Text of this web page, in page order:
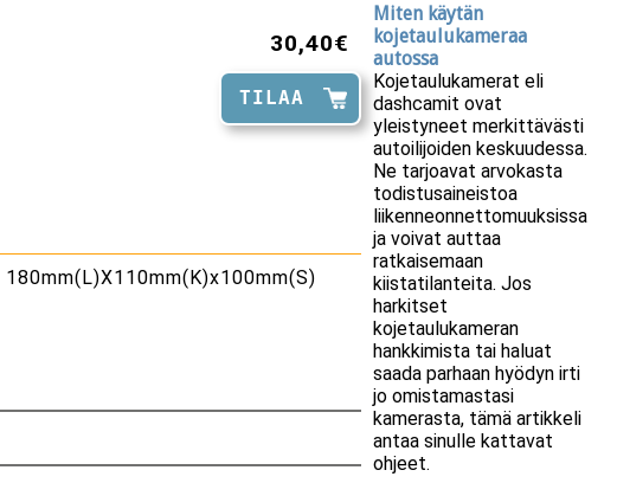
30,40€
TILAA
180mm(L)X110mm(K)x100mm(S)
Miten käytän
kojetaulukameraa
autossa
Kojetaulukamerat eli
dashcamit ovat
yleistyneet merkittävästi
autoilijoiden keskuudessa.
Ne tarjoavat arvokasta
todistusaineistoa
liikenneonnettomuuksissa
ja voivat auttaa
ratkaisemaan
kiistatilanteita. Jos
harkitset
kojetaulukameran
hankkimista tai haluat
saada parhaan hyödyn irti
jo omistamastasi
kamerasta, tämä artikkeli
antaa sinulle kattavat
ohjeet.